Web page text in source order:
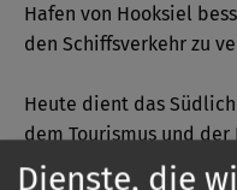
Hafen von Hooksiel
den Schiffsverkehr zu
Heute dient das
dem Tourismus und
es einen Radweg und
Dienste, die